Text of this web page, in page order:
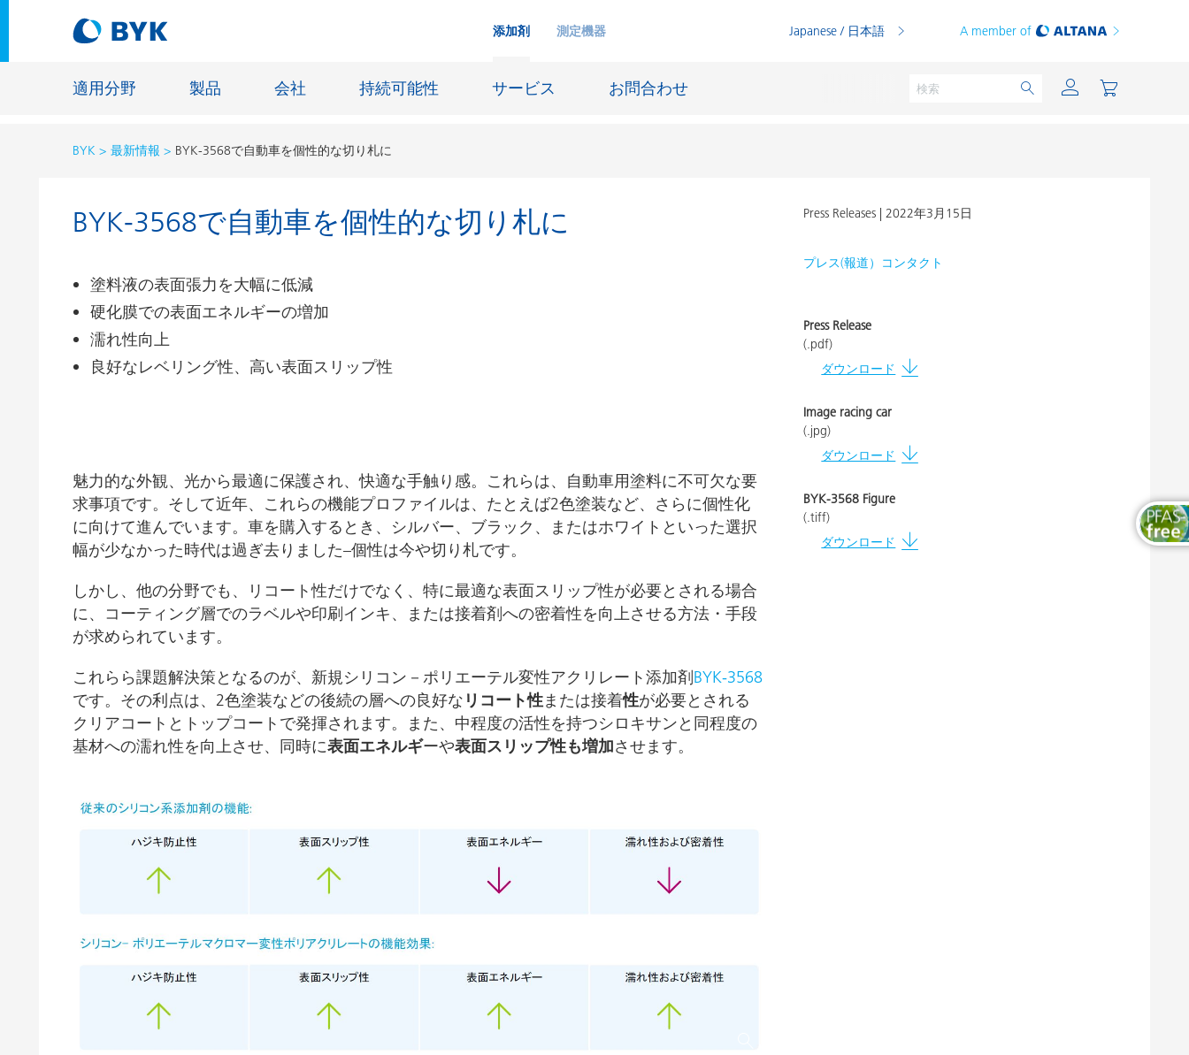
添加剤 測定機器 Japanese / 日本語 A member of
適用分野 製品 会社 持続可能性 サービス お問合わせ
適用分野別の推奨製品
適用分野別の推奨製品
建築塗料
自動車・車両用塗料
自動車補修塗料
缶コーティング
建設材料
一般工業用塗料
粉体塗料
印刷インキ
熱硬化性プラスチック
木工および家具用塗料
BYK 最新情報 BYK-3568で自動車を個性的な切り札に
BYK-3568で自動車を個性的な切り札に
塗料液の表面張力を大幅に低減
硬化膜での表面エネルギーの増加
濡れ性向上
良好なレベリング性、高い表面スリップ性
魅力的な外観、光から最適に保護され、快適な手触り感。これらは、自動車用塗料に不可欠な要
求事項です。そして近年、これらの機能プロファイルは、たとえば2色塗装など、さらに個性化
に向けて進んでいます。車を購入するとき、シルバー、ブラック、またはホワイトといった選択
幅が少なかった時代は過ぎ去りました–個性は今や切り札です。
しかし、他の分野でも、リコート性だけでなく、特に最適な表面スリップ性が必要とされる場合
に、コーティング層でのラベルや印刷インキ、または接着剤への密着性を向上させる方法・手段
が求められています。
これらら課題解決策となるのが、新規シリコン－ポリエーテル変性アクリレート添加剤BYK-3568
です。その利点は、2色塗装などの後続の層への良好な リコート性または接着性が必要とされる
クリアコートとトップコートで発揮されます。また、中程度の活性を持つシロキサンと同程度の
基材への濡れ性を向上させ、同時に表面エネルギーや表面スリップ性も増加させます。
Press Releases |2022年3月15日
プレス(報道）コンタクト
Press Release
(.pdf)
ダウンロード
Image racing car
(.jpg)
ダウンロード
BYK-3568 Figure
(.tiff)
ダウンロード